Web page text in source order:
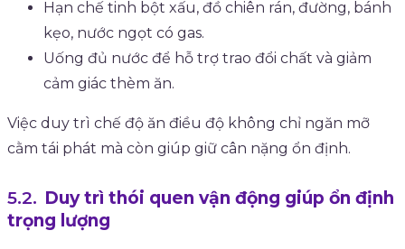
Hạn chế tinh bột xấu, đồ chiên rán, đường, bánh
kẹo, nước ngọt có gas.
Uống đủ nước để hỗ trợ trao đổi chất và giảm
cảm giác thèm ăn.
Việc duy trì chế độ ăn điều độ không chỉ ngăn mỡ
cằm tái phát mà còn giúp giữ cân nặng ổn định.
Duy trì thói quen vận động giúp ổn định
trọng lượng